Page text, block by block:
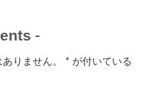
-
りません。 * が付いている